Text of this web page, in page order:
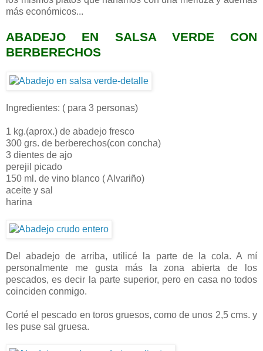
más económicos...
ABADEJO EN SALSA VERDE CON
BERBERECHOS
Ingredientes: ( para 3 personas)
1 kg.(aprox.) de abadejo fresco
300 grs. de berberechos(con concha)
3 dientes de ajo
perejil picado
150 ml. de vino blanco ( Alvariño)
aceite y sal
harina
Del abadejo de arriba, utilicé la parte de la cola. A mí
personalmente me gusta más la zona abierta de los
pescados, es decir la parte superior, pero en casa no todos
coinciden conmigo.
Corté el pescado en toros gruesos, como de unos 2,5 cms. y
les puse sal gruesa.